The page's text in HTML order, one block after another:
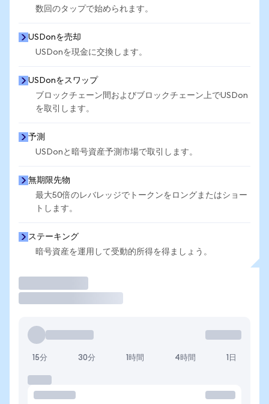
数回のタップで始められます。
USDonを売却
USDonを現金に交換します。
USDonをスワップ
ブロックチェーン間およびブロックチェーン上でUSDon
を取引します。
予測
USDonと暗号資産予測市場で取引します。
無期限先物
最大50倍のレバレッジでトークンをロングまたはショー
トします。
ステーキング
暗号資産を運用して受動的所得を得ましょう。
15分 30分 1時間 4時間 1日